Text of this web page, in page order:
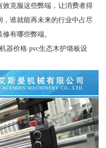
克服这些弊端，让消费者得
谁就能再未来的行业中占尽
有哪些弊端。
器价格 pvc生态木护墙板设